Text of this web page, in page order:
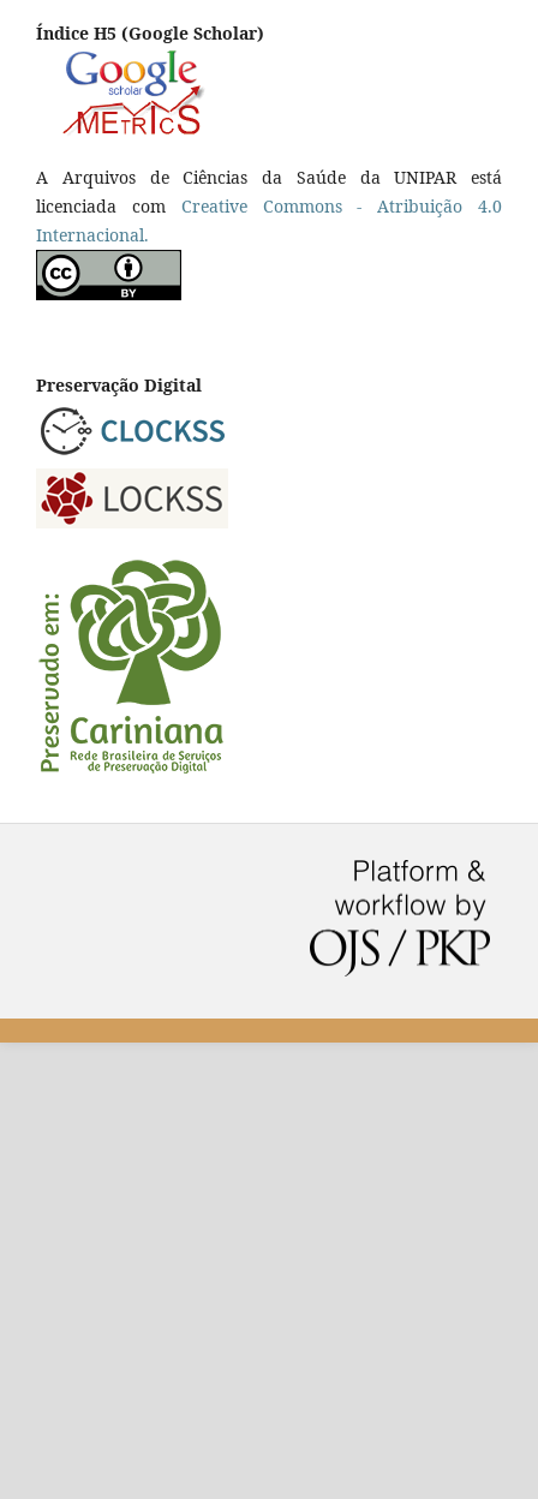
Índice H5 (Google Scholar)
A Arquivos de Ciências da Saúde da UNIPAR está
licenciada com Creative Commons - Atribuição 4.0
Internacional.
Preservação Digital